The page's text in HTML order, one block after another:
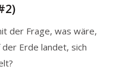
der Frage, was wäre,
Erde landet, sich